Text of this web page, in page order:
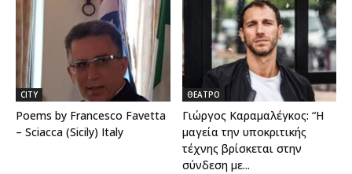
CITY
Poems by Francesco Favetta
– Sciacca (Sicily) Italy
ΘΕΑΤΡΟ
Γιώργος Καραμαλέγκος: “Η
μαγεία την υποκριτικής
τέχνης βρίσκεται στην
σύνδεση με...